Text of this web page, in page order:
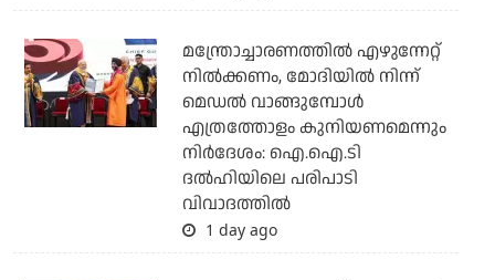
മന്ത്രോച്ചാരണത്തില്‍ എഴുന്നേറ്റ്
നില്‍ക്കണം, മോദിയില്‍ നിന്ന്
മെഡല്‍ വാങ്ങുമ്പോള്‍
എത്രത്തോളം കുനിയണമെന്നും
നിര്‍ദേശം: ഐ.ഐ.ടി
ദല്‍ഹിയിലെ പരിപാടി
വിവാദത്തില്‍
1 day ago